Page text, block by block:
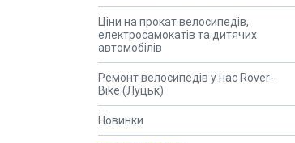
Ціни на прокат велосипедів,
електросамокатів та дитячих
автомобілів
Ремонт велосипедів у нас Rover-
Bike (Луцьк)
Новинки